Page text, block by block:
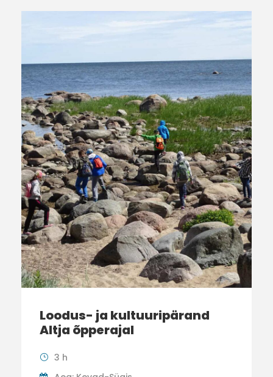
Loodus- ja kultuuripärand
Altja õpperajal
3 h